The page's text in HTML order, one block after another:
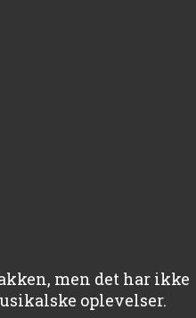
men det har ikke
oplevelser.